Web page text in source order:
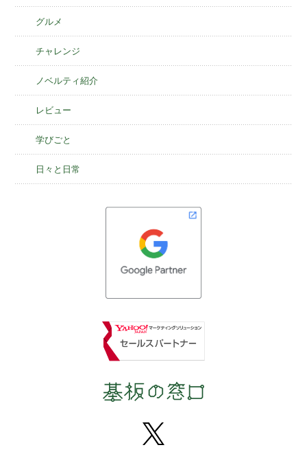
グルメ
チャレンジ
ノベルティ紹介
レビュー
学びごと
日々と日常